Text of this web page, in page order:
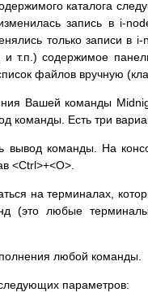
каталога
запись в i-
только записи в
т.п.) содержимое
файлов вручную
Вашей команды
команды. Есть три
вывод команды. На
<Ctrl>+<O>.
на терминалах,
(это любые
любой команды.
параметров: